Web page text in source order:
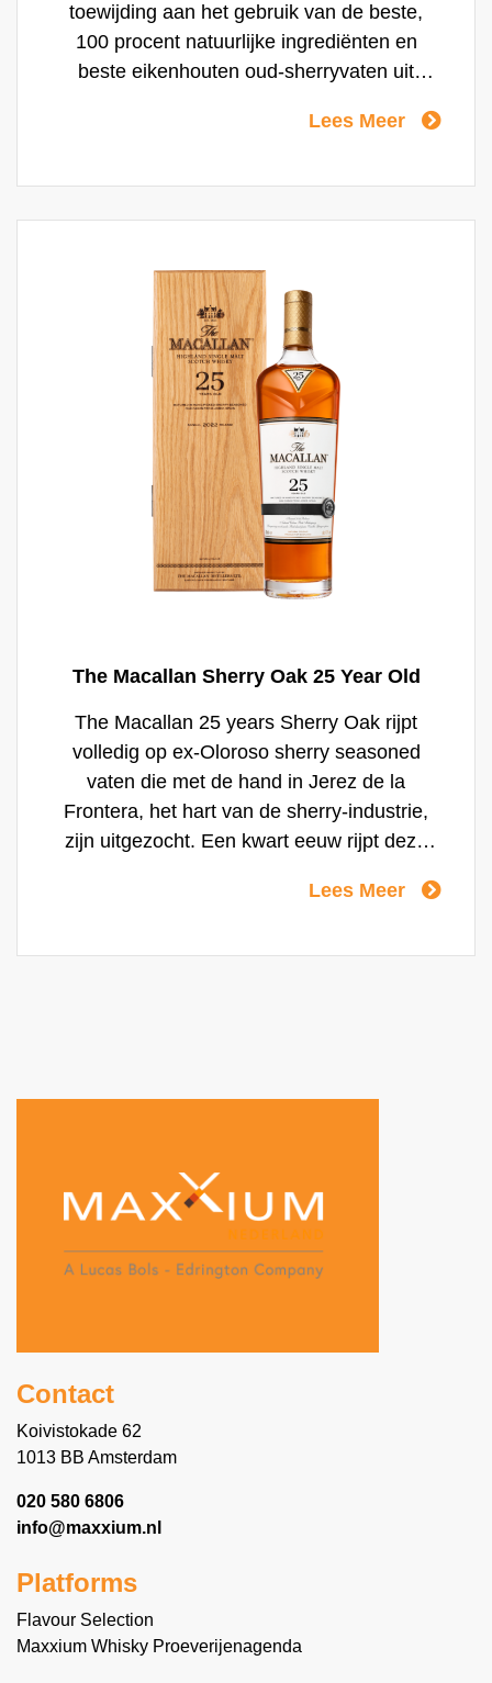
toewijding aan het gebruik van de beste,
100 procent natuurlijke ingrediënten en
beste eikenhouten oud-sherryvaten uit
aantal vaten, heeft een rijke en natuurlijke
tonen van chocolade, gedroogd fruit en
specerijen.
Lees Meer
The Macallan Sherry Oak 25 Year Old
The Macallan 25 years Sherry Oak rijpt
volledig op ex-Oloroso sherry seasoned
vaten die met de hand in Jerez de la
Frontera, het hart van de sherry-industrie,
zijn uitgezocht. Een kwart eeuw rijpt deze
make spirit wordt volwassener met de jaren
malt whisky die gekarakteriseerd wordt door
Lees Meer
Contact
Koivistokade 62
1013 BB Amsterdam
020 580 6806
info@maxxium.nl
Platforms
Flavour Selection
Maxxium Whisky Proeverijenagenda